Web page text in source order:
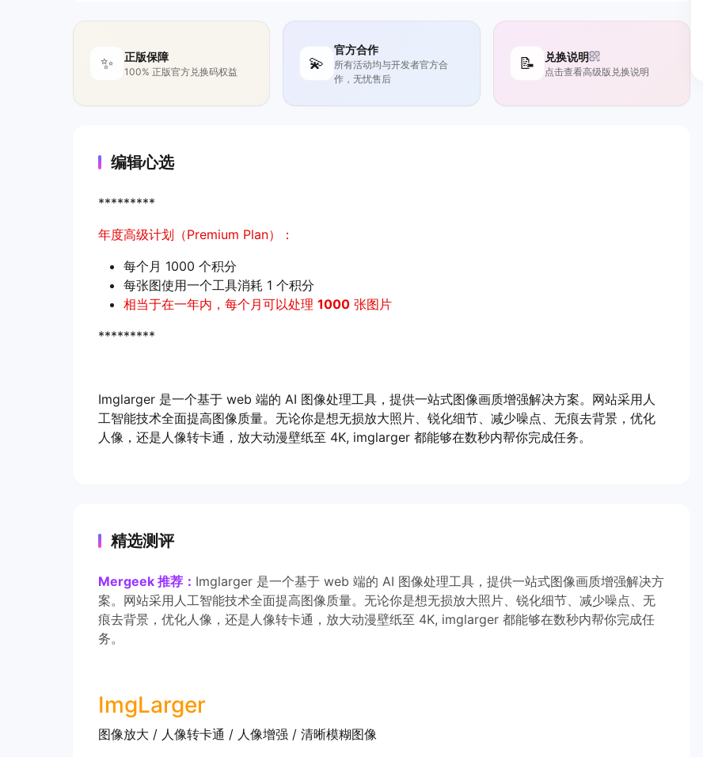
✨ 正版保障
100% 正版官方兑换码权益 💫
官方合作
所有活动均与开发者官方合
作，无忧售后
📝 兑换说明
点击查看高级版兑换说明
编辑心选
*********
年度高级计划（Premium Plan）：
每个月 1000 个积分
每张图使用一个工具消耗 1 个积分
相当于在一年内，每个月可以处理 1000 张图片
*********
Imglarger 是一个基于 web 端的 AI 图像处理工具，提供一站式图像画质增强解决方案。网站采用人
工智能技术全面提高图像质量。无论你是想无损放大照片、锐化细节、减少噪点、无痕去背景，优化
人像，还是人像转卡通，放大动漫壁纸至 4K, imglarger 都能够在数秒内帮你完成任务。
精选测评
Mergeek 推荐： Imglarger 是一个基于 web 端的 AI 图像处理工具，提供一站式图像画质增强解决方
案。网站采用人工智能技术全面提高图像质量。无论你是想无损放大照片、锐化细节、减少噪点、无
痕去背景，优化人像，还是人像转卡通，放大动漫壁纸至 4K, imglarger 都能够在数秒内帮你完成任
务。
ImgLarger
图像放大 / 人像转卡通 / 人像增强 / 清晰模糊图像